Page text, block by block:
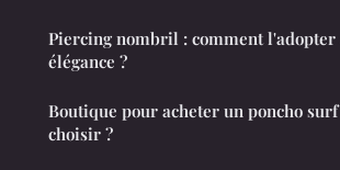
Piercing nombril : comment l'adopter
élégance ?
Boutique pour acheter un poncho
choisir ?